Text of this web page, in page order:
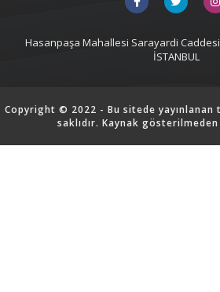
Hasanpaşa Mahallesi Sarayardi Caddesi
İSTANBUL
Copyright © 2022 - Bu sitede yayınlanan
saklıdır. Kaynak gösterilmeden